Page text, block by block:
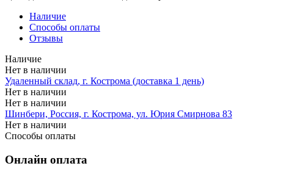
Наличие
Способы оплаты
Отзывы
Наличие
Нет в наличии
Удаленный склад, г. Кострома (доставка 1 день)
Нет в наличии
Нет в наличии
Шинбери, Россия, г. Кострома, ул. Юрия Смирнова 83
Нет в наличии
Способы оплаты
Онлайн оплата